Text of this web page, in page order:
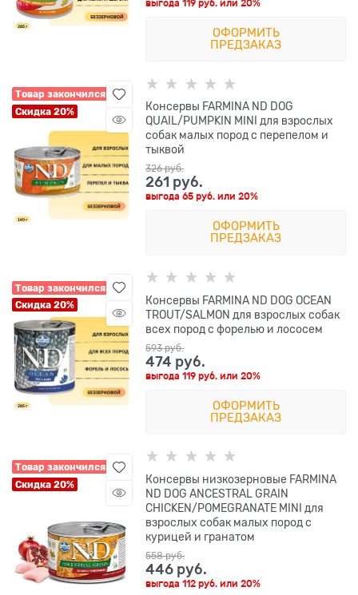
выгода119 руб. или20%
ОФОРМИТЬ
ПРЕДЗАКАЗ
Товар закончился
Скидка 20%
Консервы FARMINA ND DOG
QUAIL/PUMPKIN MINI для взрослых
собак малых пород с перепелом и
тыквой
326 руб.
261 руб.
выгода65 руб. или20%
ОФОРМИТЬ
ПРЕДЗАКАЗ
Товар закончился
Скидка 20%
Консервы FARMINA ND DOG OCEAN
TROUT/SALMON для взрослых собак
всех пород с форелью и лососем
593 руб.
474 руб.
выгода119 руб. или20%
ОФОРМИТЬ
ПРЕДЗАКАЗ
Товар закончился
Скидка 20%
Консервы низкозерновые FARMINA
ND DOG ANCESTRAL GRAIN
CHICKEN/POMEGRANATE MINI для
взрослых собак малых пород с
курицей и гранатом
558 руб.
446 руб.
выгода112 руб. или20%